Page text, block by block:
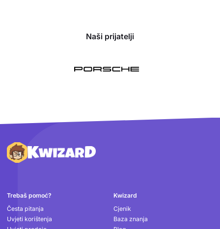
Naši prijatelji
Podnožje
Trebaš pomoć?
Česta pitanja
Uvjeti korištenja
Kwizard
Cjenik
Baza znanja